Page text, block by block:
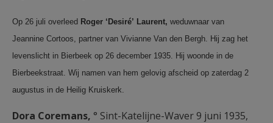
Op 26 juli overleed Roger ‘Desiré’ Laurent, weduwnaar van
Jeannine Cortoos, partner van Vivianne Van den Bergh. Hij zag het
levenslicht in Bierbeek op 26 december 1935. Hij woonde in de
Bierbeekstraat. Wij namen van hem gelovig afscheid op zaterdag 2
augustus in de Heilig Kruiskerk.
Dora Coremans, ° Sint-Katelijne-Waver 9 juni 1935,